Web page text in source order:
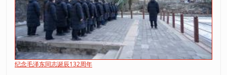
纪念毛泽东同志诞辰132周年